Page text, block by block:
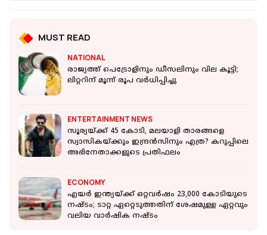
MUST READ
NATIONAL
രാജ്യത്ത് പെട്രോളിനും ഡീസലിനും വില കൂട്ടി;
ലിറ്ററിന് മൂന്ന് രൂപ വര്‍ധിപ്പിച്ചു
ENTERTAINMENT NEWS
സൂര്യയ്ക്ക് 45 കോടി, മലയാളി താരങ്ങളെ
സ്വാസികയ്ക്കും ഇന്ദ്രന്‍സിനും എത്ര? കറുപ്പിലെ
അഭിനേതാക്കളുടെ പ്രതിഫലം
ECONOMY
എയര്‍ ഇന്ത്യയ്ക്ക് ഒറ്റവര്‍ഷം 23,000 കോടിയുടെ
നഷ്ടം; ടാറ്റ ഏറ്റെടുത്തതിന് ശേഷമുള്ള ഏറ്റവും
വലിയ വാര്‍ഷിക നഷ്ടം